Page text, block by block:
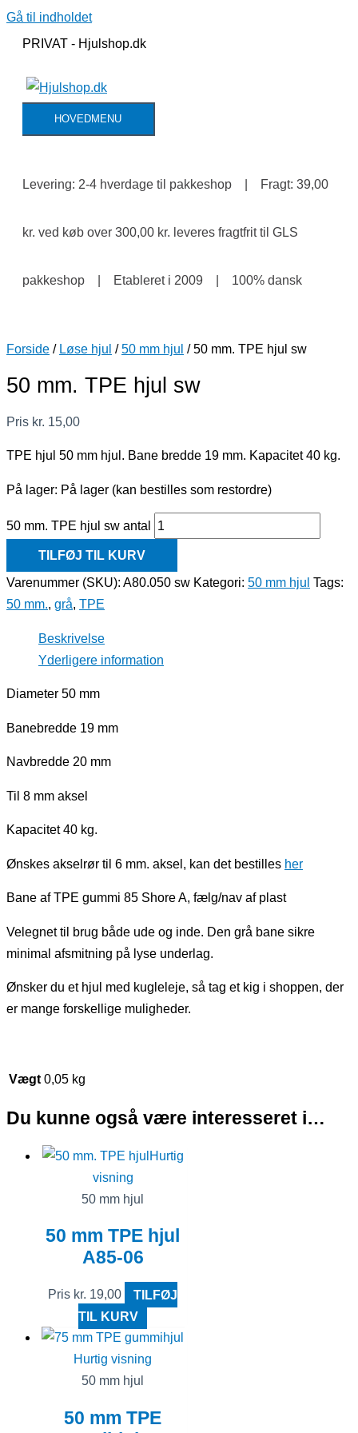
Gå til indholdet
PRIVAT - Hjulshop.dk
HOVEDMENU
Levering: 2-4 hverdage til pakkeshop | Fragt: 39,00
kr. ved køb over 300,00 kr. leveres fragtfrit til GLS
pakkeshop | Etableret i 2009 | 100% dansk
Forside / Løse hjul /50 mm hjul / 50 mm. TPE hjul sw
50 mm. TPE hjul sw
Pris kr. 15,00
TPE hjul 50 mm hjul. Bane bredde 19 mm. Kapacitet 40 kg.
På lager: På lager (kan bestilles som restordre)
50 mm. TPE hjul sw antal
TILFØJ TIL KURV
Varenummer (SKU): A80.050 sw Kategori: 50 mm hjul Tags:
50 mm., grå, TPE
Beskrivelse
Yderligere information
Diameter 50 mm
Banebredde 19 mm
Navbredde 20 mm
Til 8 mm aksel
Kapacitet 40 kg.
Ønskes akselrør til 6 mm. aksel, kan det bestilles her
Bane af TPE gummi 85 Shore A, fælg/nav af plast
Velegnet til brug både ude og inde. Den grå bane sikre
minimal afsmitning på lyse underlag.
Ønsker du et hjul med kugleleje, så tag et kig i shoppen, der
er mange forskellige muligheder.
Vægt 0,05 kg
Du kunne også være interesseret i…
Hurtig
visning
50 mm hjul
50 mm TPE hjul
A85-06
Pris kr. 19,00
TILFØJ
TIL KURV
Hurtig visning
50 mm hjul
50 mm TPE